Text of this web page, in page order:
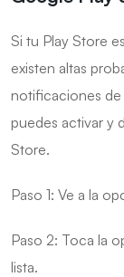
Si tu Play Store
existen altas
notificaciones
puedes activar y
Store.
Paso 1: Ve a la
Paso 2: Toca la
lista.